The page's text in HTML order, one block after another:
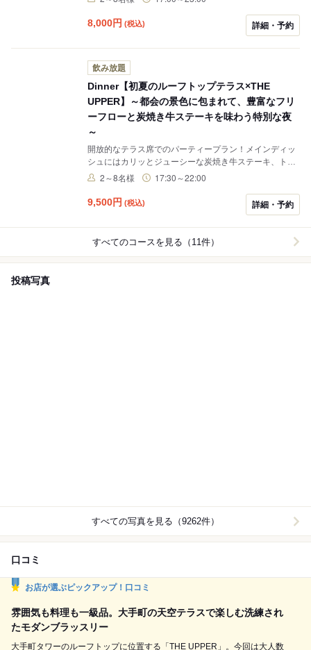
8,000円 (税込) 詳細・予約
飲み放題
Dinner【初夏のルーフトップテラス×THE
UPPER】～都会の景色に包まれて、豊富なフリ
ーフローと炭焼き牛ステーキを味わう特別な夜
～
開放的なテラス席でのパーティープラン！メインディッ
シュにはカリッとジューシーな炭焼き牛ステーキ、トル
ネードサーバーからお飲み頂くビール他、ポピュラーな
オリジナルノンアルコールカクテルなど、ドリンクライ
2～8名様 17:30～22:00
9,500円 (税込) 詳細・予約
すべてのコースを見る（11件）
投稿写真
すべての写真を見る（9262件）
口コミ
お店が選ぶピックアップ！口コミ
雰囲気も料理も一級品。大手町の天空テラスで楽しむ洗練され
たモダンブラッスリー
大手町タワーのルーフトップに位置する「THE UPPER」。今回は大人数